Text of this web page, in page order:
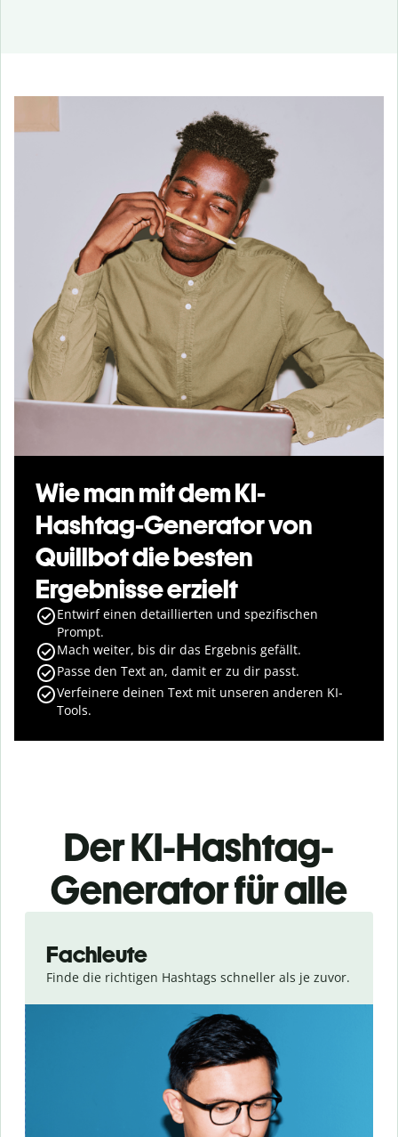
Wie man mit dem KI-
Hashtag-Generator von
Quillbot die besten
Ergebnisse erzielt
Entwirf einen detaillierten und spezifischen
Prompt.
Mach weiter, bis dir das Ergebnis gefällt.
Passe den Text an, damit er zu dir passt.
Verfeinere deinen Text mit unseren anderen KI-
Tools.
Der KI-Hashtag-
Generator für alle
Fachleute
Finde die richtigen Hashtags schneller als je zuvor.